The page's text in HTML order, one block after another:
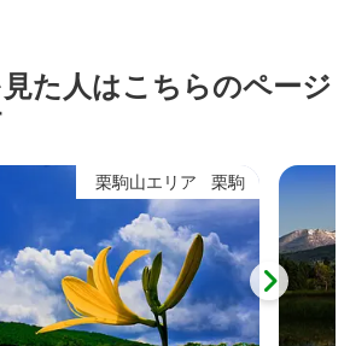
た人はこちらのページ
栗駒山エリア 栗駒